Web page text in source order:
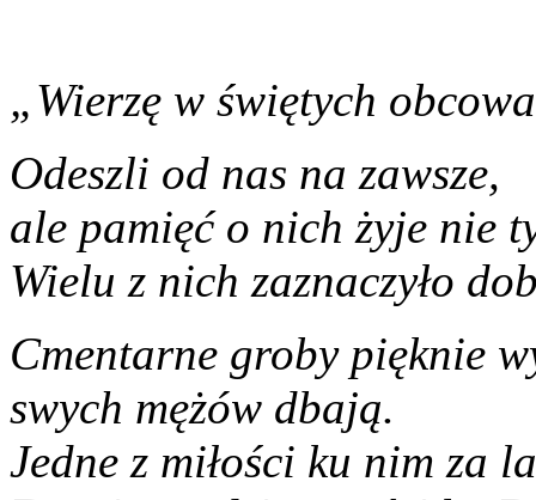
„Wierzę w świętych
Odeszli od nas na zawsze,
ale pamięć o nich żyje nie
Wielu z nich zaznaczyło
Cmentarne groby pięknie
swych mężów dbają.
Jedne z miłości ku nim za